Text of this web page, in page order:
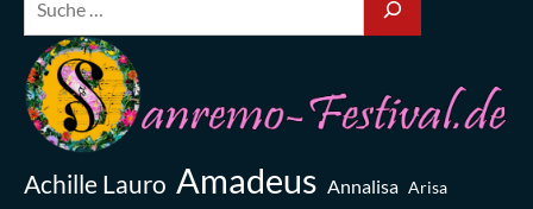
Achille Lauro Amadeus Annalisa Arisa